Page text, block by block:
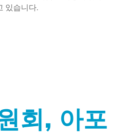
있습니다.
회, 아포